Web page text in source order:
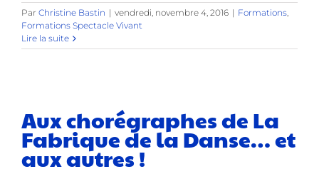
Par Christine Bastin | vendredi, novembre 4, 2016 | Formations,
Formations Spectacle Vivant
Lire la suite
Aux chorégraphes de La
Fabrique de la Danse… et
aux autres !